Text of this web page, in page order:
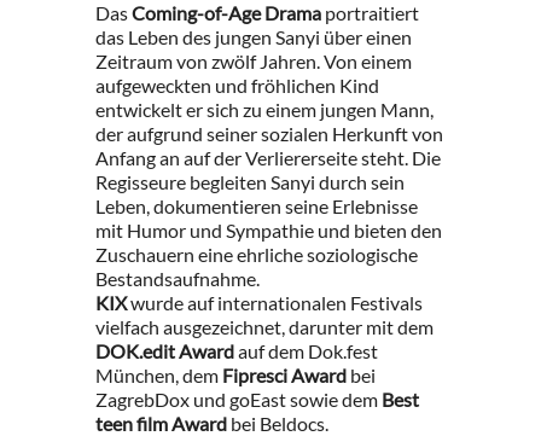
DasComing-of-Age Drama portraitiert
das Leben des jungen Sanyi über einen
Zeitraum von zwölf Jahren. Von einem
aufgeweckten und fröhlichen Kind
entwickelt er sich zu einem jungen Mann,
der aufgrund seiner sozialen Herkunft von
Anfang an auf der Verliererseite steht. Die
Regisseure begleiten Sanyi durch sein
Leben, dokumentieren seine Erlebnisse
mit Humor und Sympathie und bieten den
Zuschauern eine ehrliche soziologische
Bestandsaufnahme.
KIXwurde auf internationalen Festivals
vielfach ausgezeichnet, darunter mit dem
DOK.edit Awardauf dem Dok.fest
München, dem Fipresci Award bei
ZagrebDox und goEast sowie dem Best
teen film Award bei Beldocs.